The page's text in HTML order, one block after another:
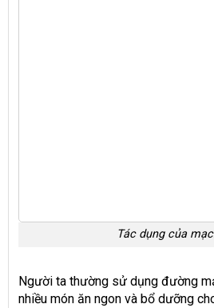
Tác dụng của
Người ta thường sử dụng đường
nhiều món ăn ngon và bổ dưỡng